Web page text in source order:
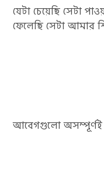
যেটা চেয়েছি সেটা
ফেলেছি সেটা আমার
আবেগগুলো অসম্পূর্ণই